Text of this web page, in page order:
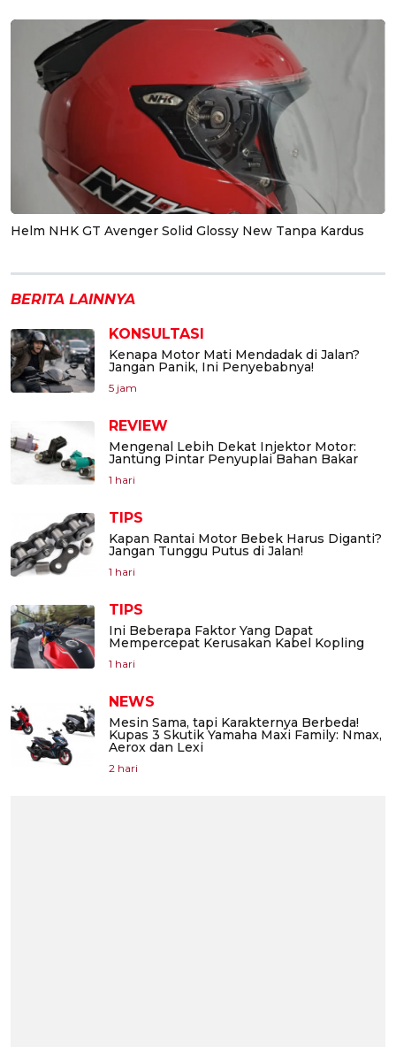
Helm NHK GT Avenger Solid Glossy New Tanpa Kardus
BERITA LAINNYA
KONSULTASI
Kenapa Motor Mati Mendadak di Jalan?
Jangan Panik, Ini Penyebabnya!
5 jam
REVIEW
Mengenal Lebih Dekat Injektor Motor:
Jantung Pintar Penyuplai Bahan Bakar
1 hari
TIPS
Kapan Rantai Motor Bebek Harus Diganti?
Jangan Tunggu Putus di Jalan!
1 hari
TIPS
Ini Beberapa Faktor Yang Dapat
Mempercepat Kerusakan Kabel Kopling
1 hari
NEWS
Mesin Sama, tapi Karakternya Berbeda!
Kupas 3 Skutik Yamaha Maxi Family: Nmax,
Aerox dan Lexi
2 hari